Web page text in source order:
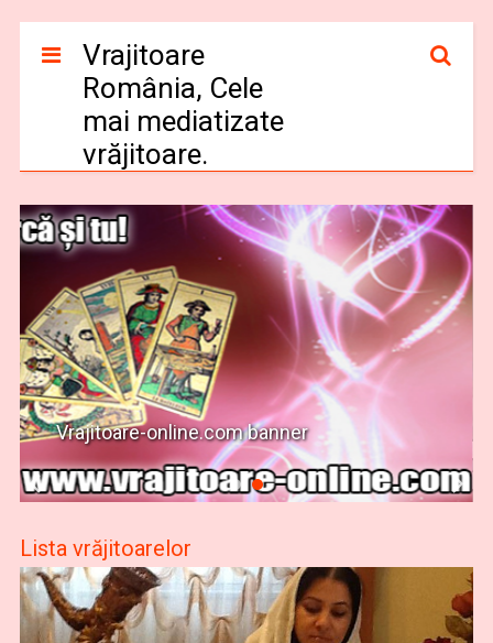
Vrajitoare
România, Cele
mai mediatizate
vrăjitoare.
Vrajitoare-online.com banner
Lista vrăjitoarelor